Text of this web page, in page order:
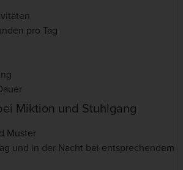
pro Tag
Miktion und Stuhlgang
Muster
und in der Nacht bei entsprechendem